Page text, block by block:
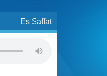
Es Saffat